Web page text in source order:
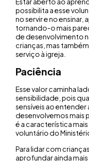
possibilita a esse
no servir e no
tornando-o mais
de desenvolvimento
crianças, mas
serviço à igreja.
Paciência
Esse valor caminha
sensibilidade, pois
sensíveis ao entender
desenvolvemos mais
é a característica
voluntário do
Para lidar com
aprofundar ainda